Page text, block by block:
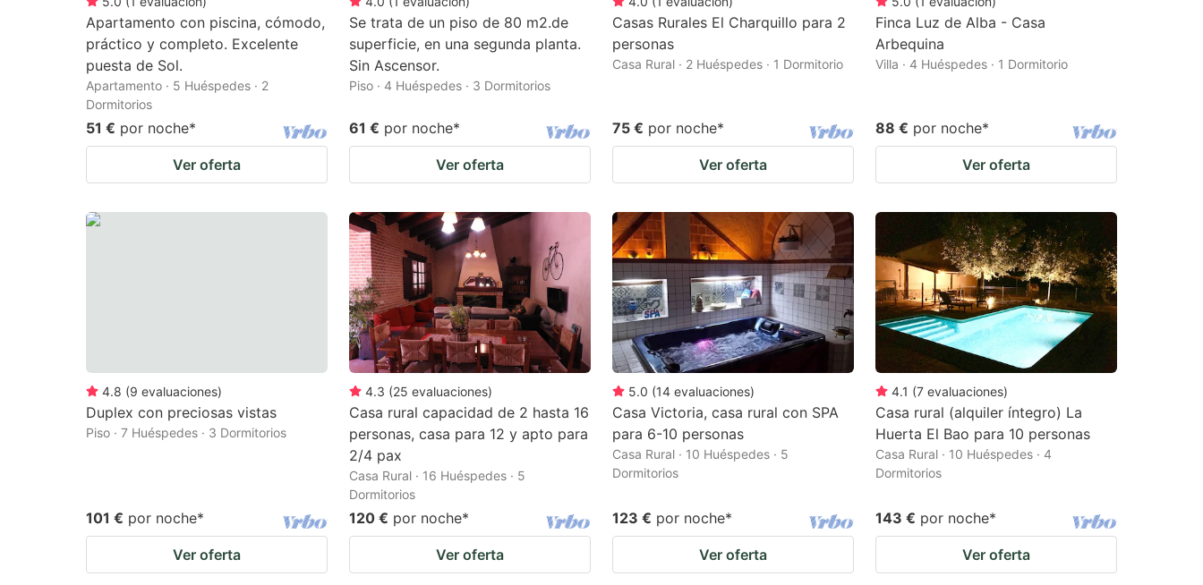
Apartamento con piscina, cómodo,
práctico y completo. Excelente
puesta de Sol.
Apartamento · 5 Huéspedes · 2
Dormitorios
51 € por noche*
Ver oferta
Se trata de un piso de 80 m2.de
superficie, en una segunda planta.
Sin Ascensor.
Piso · 4 Huéspedes · 3 Dormitorios
61 € por noche*
Ver oferta
Casas Rurales El Charquillo para 2
personas
Casa Rural · 2 Huéspedes · 1 Dormitorio
75 € por noche*
Ver oferta
Finca Luz de Alba - Casa
Arbequina
Villa · 4 Huéspedes · 1 Dormitorio
88 € por noche*
Ver oferta
4.8 (9 evaluaciones)
Duplex con preciosas vistas
Piso · 7 Huéspedes · 3 Dormitorios
101 € por noche*
Ver oferta
4.3 (25 evaluaciones)
Casa rural capacidad de 2 hasta 16
personas, casa para 12 y apto para
2/4 pax
Casa Rural · 16 Huéspedes · 5
Dormitorios
120 € por noche*
Ver oferta
5.0 (14 evaluaciones)
Casa Victoria, casa rural con SPA
para 6-10 personas
Casa Rural · 10 Huéspedes · 5
Dormitorios
123 € por noche*
Ver oferta
4.1 (7 evaluaciones)
Casa rural (alquiler íntegro) La
Huerta El Bao para 10 personas
Casa Rural · 10 Huéspedes · 4
Dormitorios
143 € por noche*
Ver oferta